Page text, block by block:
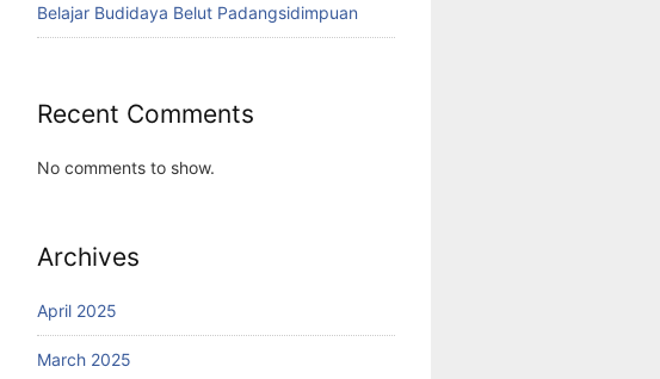
Belajar Budidaya Belut Padangsidimpuan
Recent Comments
No comments to show.
Archives
April 2025
March 2025